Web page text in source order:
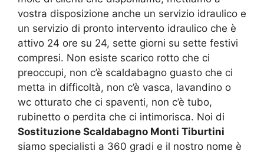
vostra disposizione anche un servizio idraulico e
un servizio di pronto intervento idraulico che è
attivo 24 ore su 24, sette giorni su sette festivi
compresi. Non esiste scarico rotto che ci
preoccupi, non c’è scaldabagno guasto che ci
metta in difficoltà, non c’è vasca, lavandino o
wc otturato che ci spaventi, non c’è tubo,
rubinetto o perdita che ci intimorisca. Noi di
Sostituzione Scaldabagno Monti Tiburtini
siamo specialisti a 360 gradi e il nostro nome è